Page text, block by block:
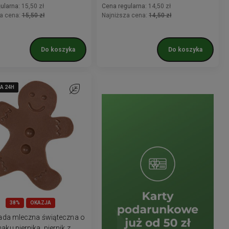
15,50 zł
cena:15,50 zł
Do koszyka
Cena regularna: 14,50 zł
Najniższa cena:14,50 zł
Do koszyka
38% OKAZJA
24H
24H
24H
24H
24H
mleczna świąteczna o
Do ulubionych